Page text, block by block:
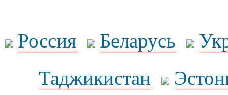
Россия Беларусь
Таджикистан